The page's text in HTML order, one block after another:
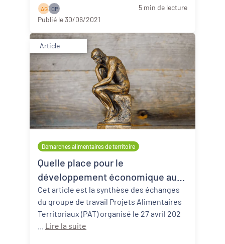
suite
A G C P
5 min de lecture
Publié le 30/06/2021
Article
Démarches alimentaires de territoire
Quelle place pour le
développement économique au
sein des démarches alimentaires
de territoire ?
Cet article est la synthèse des échanges
du groupe de travail Projets Alimentaires
Territoriaux (PAT) organisé le 27 avril 202
Lire la suite